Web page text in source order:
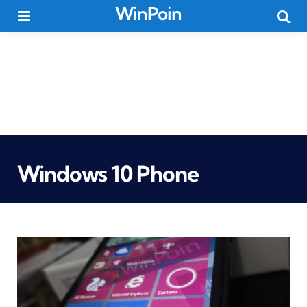
WinPoin
Windows 10 Phone